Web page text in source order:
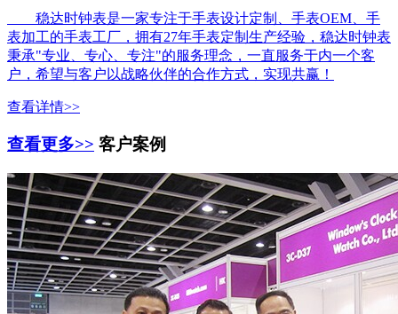
稳达时钟表是一家专注于手表设计定制、手表OEM、手
表加工的手表工厂，拥有27年手表定制生产经验，稳达时钟表
秉承"专业、专心、专注"的服务理念，一直服务于内一个客
户，希望与客户以战略伙伴的合作方式，实现共赢！
查看详情>>
查看更多>> 客户案例